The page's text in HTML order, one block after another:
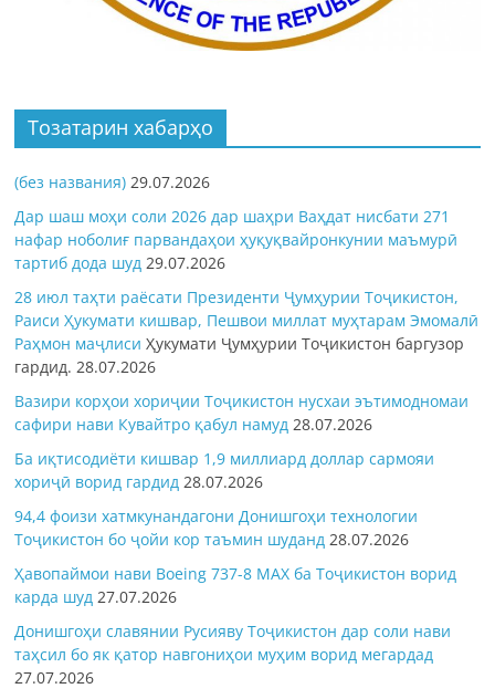
Тозатарин хабарҳо
(без названия) 29.07.2026
Дар шаш моҳи соли 2026 дар шаҳри Ваҳдат нисбати 271
нафар ноболиғ парвандаҳои ҳуқуқвайронкунии маъмурӣ
тартиб дода шуд 29.07.2026
28 июл таҳти раёсати Президенти Ҷумҳурии Тоҷикистон,
Раиси Ҳукумати кишвар, Пешвои миллат муҳтарам Эмомалӣ
Раҳмон маҷлисиҲукумати Ҷумҳурии Тоҷикистон баргузор
гардид. 28.07.2026
Вазири корҳои хориҷии Тоҷикистон нусхаи эътимодномаи
сафири нави Кувайтро қабул намуд 28.07.2026
Ба иқтисодиёти кишвар 1,9 миллиард доллар сармояи
хориҷӣ ворид гардид 28.07.2026
94,4 фоизи хатмкунандагони Донишгоҳи технологии
Тоҷикистон бо ҷойи кор таъмин шуданд 28.07.2026
Ҳавопаймои нави Boeing 737-8 MAX ба Тоҷикистон ворид
карда шуд 27.07.2026
Донишгоҳи славянии Русияву Тоҷикистон дар соли нави
таҳсил бо як қатор навгониҳои муҳим ворид мегардад
27.07.2026